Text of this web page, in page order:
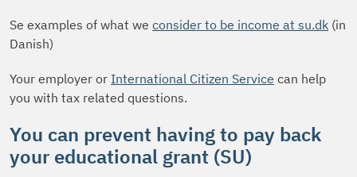
Se examples of what we consider to be income at su.dk (in
Danish)
Your employer or International Citizen Service can help
you with tax related questions.
You can prevent having to pay back
your educational grant (SU)